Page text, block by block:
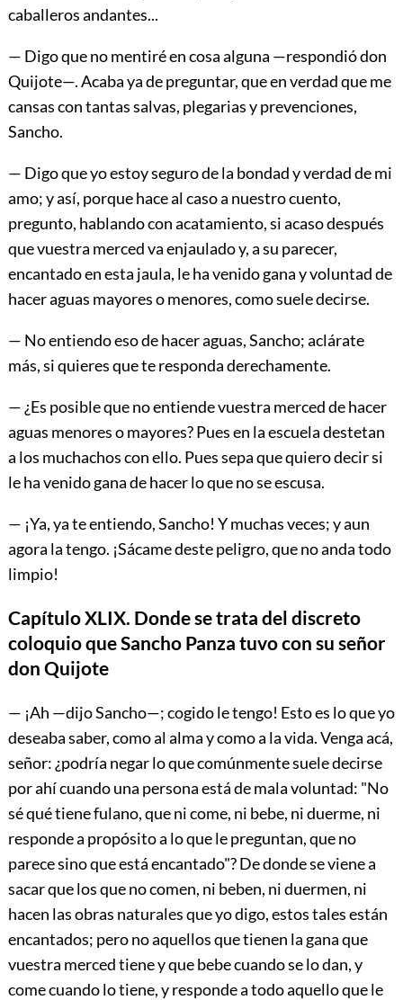
caballeros andantes...
— Digo que no mentiré en cosa alguna —respondió don
Quijote—. Acaba ya de preguntar, que en verdad que me
cansas con tantas salvas, plegarias y prevenciones,
Sancho.
— Digo que yo estoy seguro de la bondad y verdad de mi
amo; y así, porque hace al caso a nuestro cuento,
pregunto, hablando con acatamiento, si acaso después
que vuestra merced va enjaulado y, a su parecer,
encantado en esta jaula, le ha venido gana y voluntad de
hacer aguas mayores o menores, como suele decirse.
— No entiendo eso de hacer aguas, Sancho; aclárate
más, si quieres que te responda derechamente.
— ¿Es posible que no entiende vuestra merced de hacer
aguas menores o mayores? Pues en la escuela destetan
a los muchachos con ello. Pues sepa que quiero decir si
le ha venido gana de hacer lo que no se escusa.
— ¡Ya, ya te entiendo, Sancho! Y muchas veces; y aun
agora la tengo. ¡Sácame deste peligro, que no anda todo
limpio!
Capítulo XLIX. Donde se trata del discreto
coloquio que Sancho Panza tuvo con su señor
don Quijote
— ¡Ah —dijo Sancho—; cogido le tengo! Esto es lo que yo
deseaba saber, como al alma y como a la vida. Venga acá,
señor: ¿podría negar lo que comúnmente suele decirse
por ahí cuando una persona está de mala voluntad: "No
sé qué tiene fulano, que ni come, ni bebe, ni duerme, ni
responde a propósito a lo que le preguntan, que no
parece sino que está encantado"? De donde se viene a
sacar que los que no comen, ni beben, ni duermen, ni
hacen las obras naturales que yo digo, estos tales están
encantados; pero no aquellos que tienen la gana que
vuestra merced tiene y que bebe cuando se lo dan, y
come cuando lo tiene, y responde a todo aquello que le